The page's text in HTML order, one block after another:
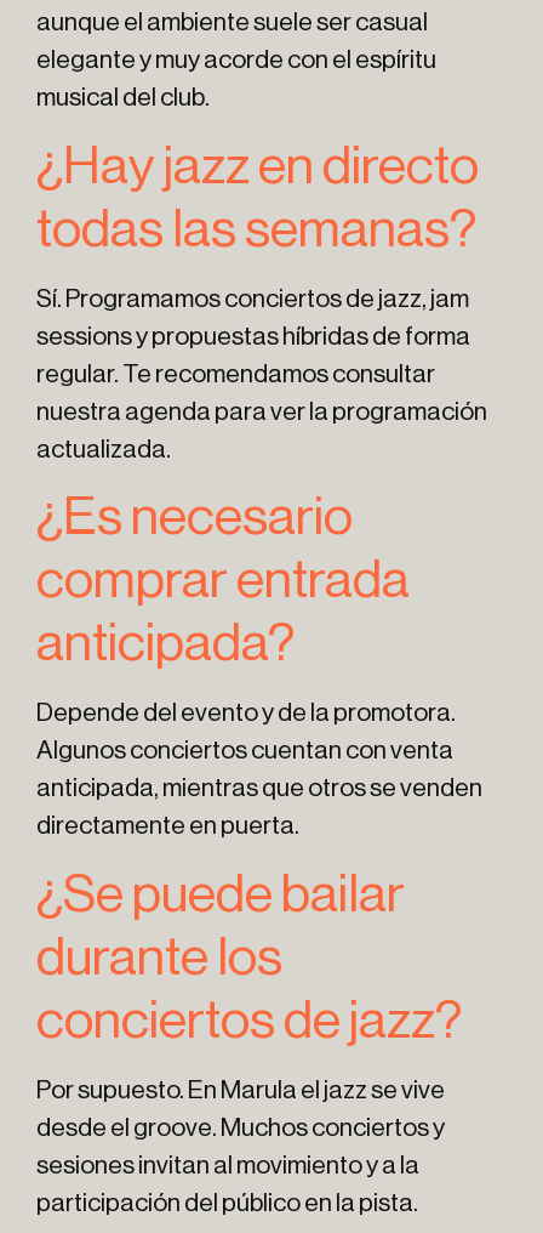
aunque el ambiente suele ser casual
elegante y muy acorde con el espíritu
musical del club.
¿Hay jazz en directo
todas las semanas?
Sí. Programamos conciertos de jazz, jam
sessions y propuestas híbridas de forma
regular. Te recomendamos consultar
nuestra agenda para ver la programación
actualizada.
¿Es necesario
comprar entrada
anticipada?
Depende del evento y de la promotora.
Algunos conciertos cuentan con venta
anticipada, mientras que otros se venden
directamente en puerta.
¿Se puede bailar
durante los
conciertos de jazz?
Por supuesto. En Marula el jazz se vive
desde el groove. Muchos conciertos y
sesiones invitan al movimiento y a la
participación del público en la pista.